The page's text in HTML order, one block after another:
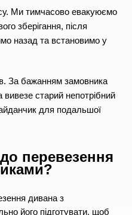
Ми тимчасово евакуюємо
зберігання, після
назад та встановимо у
За бажанням замовника
старий непотрібний
для подальшої
перевезення
дивана з
його підготувати, щоб